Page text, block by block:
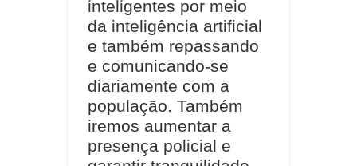
inteligentes por meio
da inteligência artificial
e também repassando
e comunicando-se
diariamente com a
população. Também
iremos aumentar a
presença policial e